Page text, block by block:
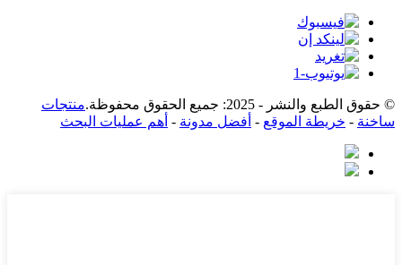
© حقوق الطبع والنشر - 2025: جميع الحقوق محفوظة.
منتجات
ساخنة - خريطة الموقع - أفضل مدونة - أهم عمليات البحث